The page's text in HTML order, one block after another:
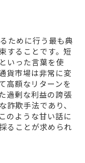
ために行う最も典
することです。短
いった言葉を使
貨市場は非常に変
高額なリターンを
過剰な利益の誇張
詐欺手法であり、
のような甘い話に
ることが求められ